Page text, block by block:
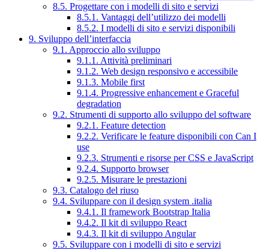
8.5. Progettare con i modelli di sito e servizi
8.5.1. Vantaggi dell’utilizzo dei modelli
8.5.2. I modelli di sito e servizi disponibili
9. Sviluppo dell’interfaccia
9.1. Approccio allo sviluppo
9.1.1. Attività preliminari
9.1.2. Web design responsivo e accessibile
9.1.3. Mobile first
9.1.4. Progressive enhancement e Graceful
degradation
9.2. Strumenti di supporto allo sviluppo del software
9.2.1. Feature detection
9.2.2. Verificare le feature disponibili con Can I
use
9.2.3. Strumenti e risorse per CSS e JavaScript
9.2.4. Supporto browser
9.2.5. Misurare le prestazioni
9.3. Catalogo del riuso
9.4. Sviluppare con il design system .italia
9.4.1. Il framework Bootstrap Italia
9.4.2. Il kit di sviluppo React
9.4.3. Il kit di sviluppo Angular
9.5. Sviluppare con i modelli di sito e servizi